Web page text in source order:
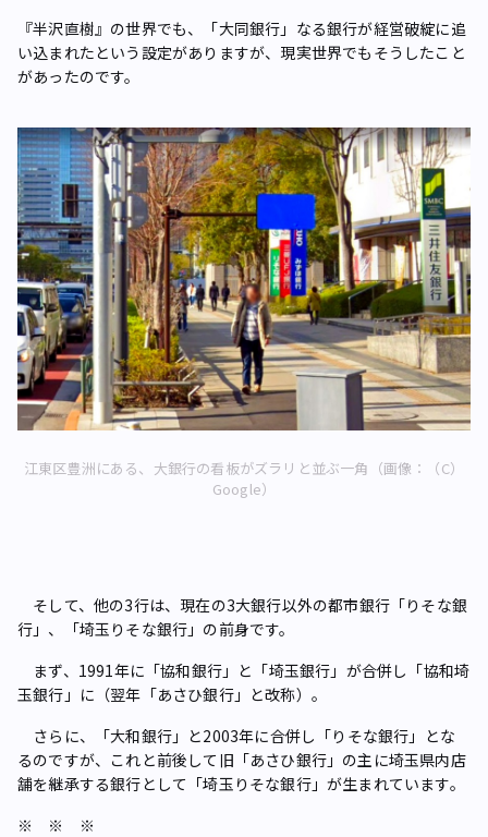
『半沢直樹』の世界でも、「大同銀行」なる銀行が経営破綻に追
い込まれたという設定がありますが、現実世界でもそうしたこと
があったのです。
江東区豊洲にある、大銀行の看板がズラリと並ぶ一角（画像：（C）
Google）
そして、他の3行は、現在の3大銀行以外の都市銀行「りそな銀
行」、「埼玉りそな銀行」の前身です。
まず、1991年に「協和銀行」と「埼玉銀行」が合併し「協和埼
玉銀行」に（翌年「あさひ銀行」と改称）。
さらに、「大和銀行」と2003年に合併し「りそな銀行」とな
るのですが、これと前後して旧「あさひ銀行」の主に埼玉県内店
舗を継承する銀行として「埼玉りそな銀行」が生まれています。
※ ※ ※